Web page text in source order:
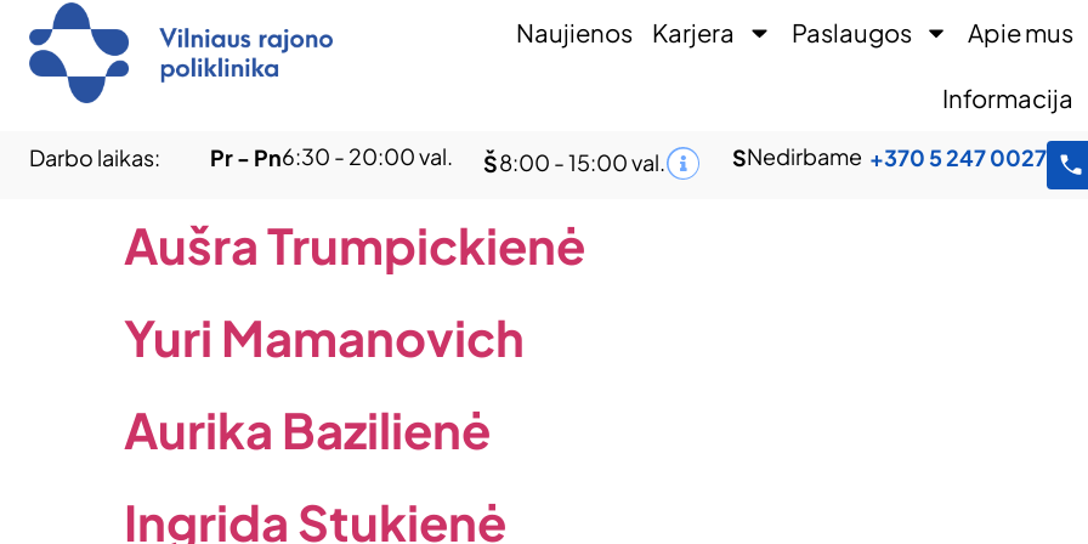
Naujienos Karjera Paslaugos Apie mus
Informacija
Darbo laikas: Pr - Pn6:30 - 20:00 val. Š8:00 - 15:00 val. SNedirbame +370 5 247 0027
Aušra Trumpickienė
Yuri Mamanovich
Aurika Bazilienė
Ingrida Stukienė